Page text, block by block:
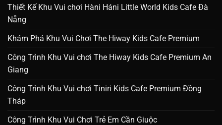
Thiết Kế Khu Vui chơi Hàni Háni Little World Kids Cafe Đà
Nẵng
Khám Phá Khu Vui Chơi The Hiway Kids Cafe Premium
Công Trình Khu Vui chơi The Hiway Kids Cafe Premium An
Giang
Công Trình Khu Vui chơi Tiniri Kids Cafe Premium Đồng
Tháp
Công Trình Khu Vui Chơi Trẻ Em Cần Giuộc